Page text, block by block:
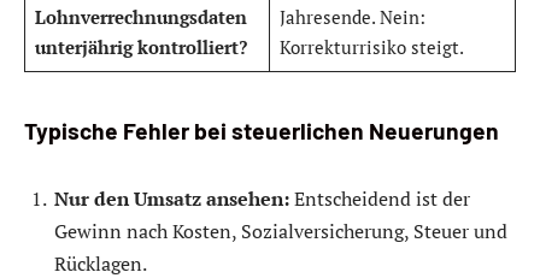
Lohnverrechnungsdaten
unterjährig kontrolliert?
Jahresende. Nein:
Korrekturrisiko steigt.
Typische Fehler bei steuerlichen Neuerungen
Nur den Umsatz ansehen:Entscheidend ist der
Gewinn nach Kosten, Sozialversicherung, Steuer und
Rücklagen.